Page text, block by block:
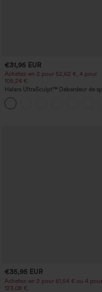
€31,95 EUR
Achetez-en 2 pour 52,62 €, 4 pour
105,24 €
Halara UltraSculpt™ Débardeur de
à col rond et ourlet arrondi
€35,95 EUR
Achetez-en 2 pour 61,54 € ou 4 pour
123,08 €.